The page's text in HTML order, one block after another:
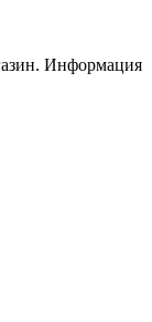
Информация